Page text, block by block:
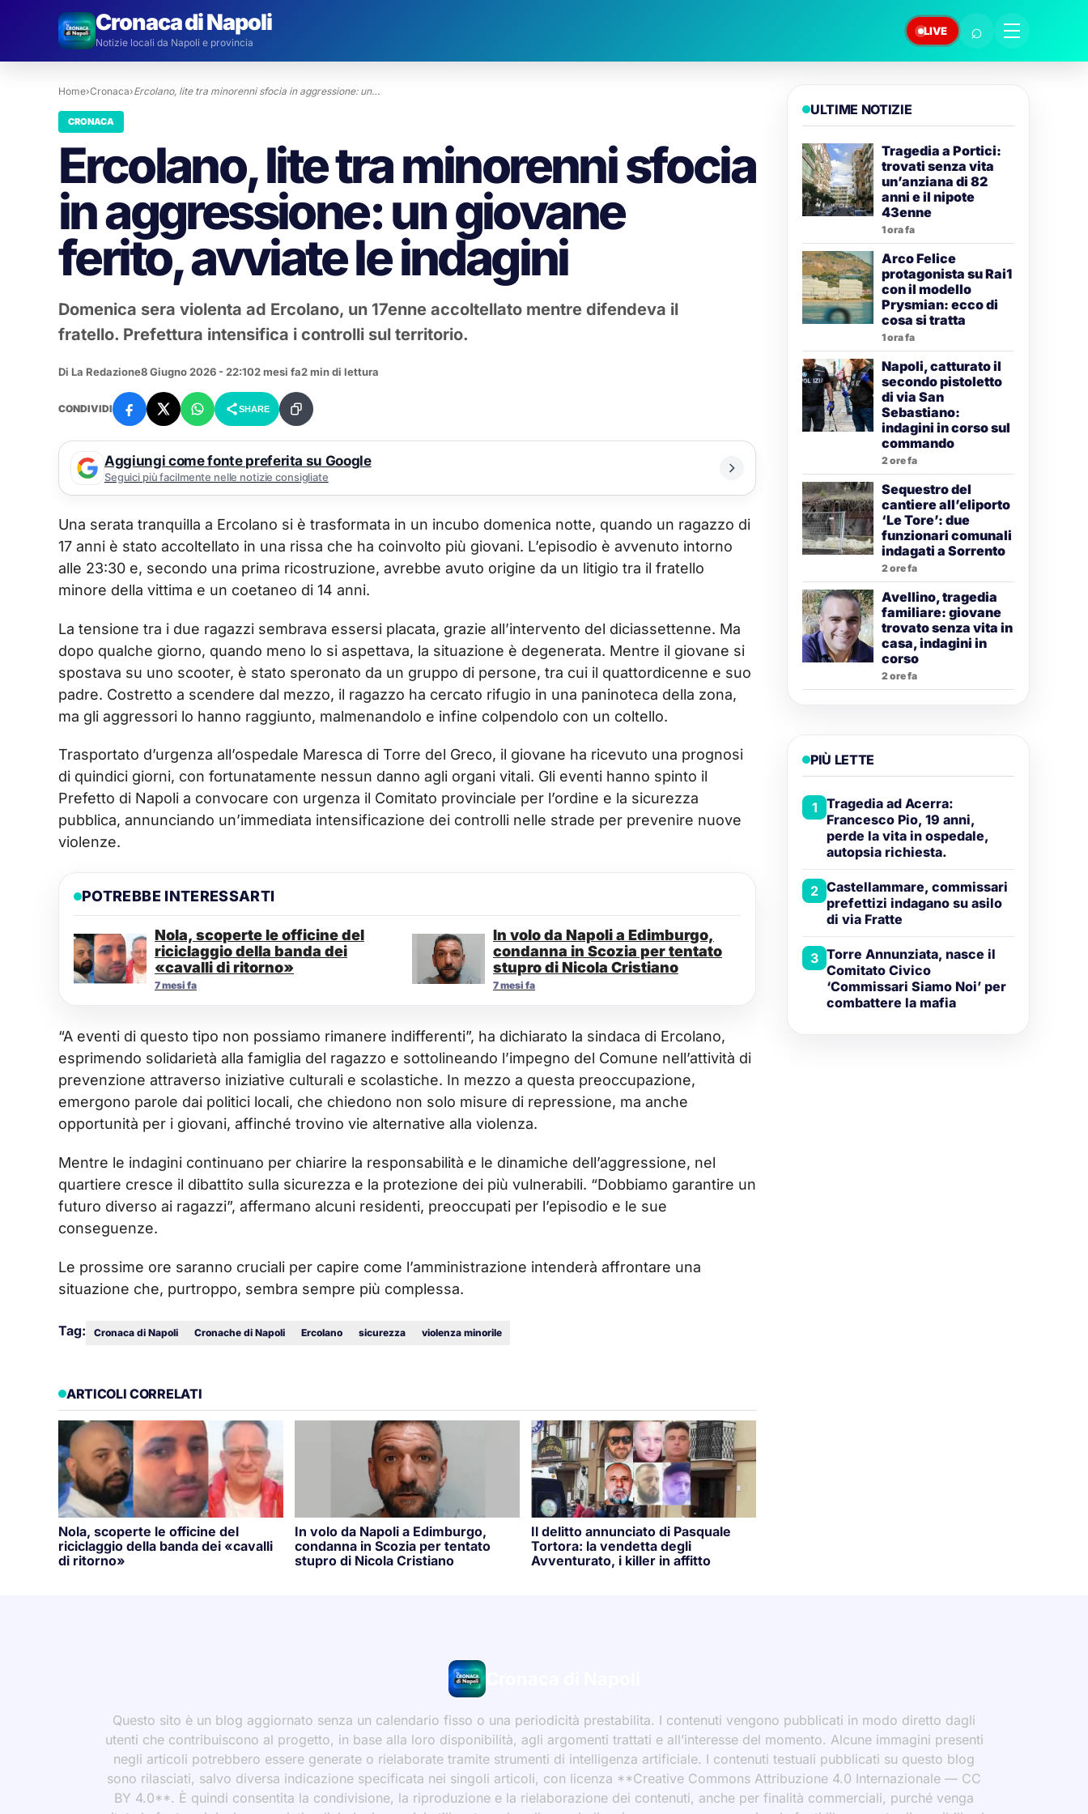
Cronaca di Napoli
Notizie locali da Napoli e provincia
LIVE ⌕
Home›Cronaca›Ercolano, lite tra minorenni sfocia in aggressione: un…
CRONACA
Ercolano, lite tra minorenni sfocia
in aggressione: un giovane
ferito, avviate le indagini
Domenica sera violenta ad Ercolano, un 17enne accoltellato mentre difendeva il
fratello. Prefettura intensifica i controlli sul territorio.
Di La Redazione8 Giugno 2026 - 22:102 mesi fa2 min di lettura
CONDIVIDI SHARE
Aggiungi come fonte preferita su Google
Seguici più facilmente nelle notizie consigliate
Una serata tranquilla a Ercolano si è trasformata in un incubo domenica notte, quando un ragazzo di
17 anni è stato accoltellato in una rissa che ha coinvolto più giovani. L’episodio è avvenuto intorno
alle 23:30 e, secondo una prima ricostruzione, avrebbe avuto origine da un litigio tra il fratello
minore della vittima e un coetaneo di 14 anni.
La tensione tra i due ragazzi sembrava essersi placata, grazie all’intervento del diciassettenne. Ma
dopo qualche giorno, quando meno lo si aspettava, la situazione è degenerata. Mentre il giovane si
spostava su uno scooter, è stato speronato da un gruppo di persone, tra cui il quattordicenne e suo
padre. Costretto a scendere dal mezzo, il ragazzo ha cercato rifugio in una paninoteca della zona,
ma gli aggressori lo hanno raggiunto, malmenandolo e infine colpendolo con un coltello.
Trasportato d’urgenza all’ospedale Maresca di Torre del Greco, il giovane ha ricevuto una prognosi
di quindici giorni, con fortunatamente nessun danno agli organi vitali. Gli eventi hanno spinto il
Prefetto di Napoli a convocare con urgenza il Comitato provinciale per l’ordine e la sicurezza
pubblica, annunciando un’immediata intensificazione dei controlli nelle strade per prevenire nuove
violenze.
POTREBBE INTERESSARTI
Nola, scoperte le officine del
riciclaggio della banda dei
«cavalli di ritorno»
7 mesi fa
In volo da Napoli a Edimburgo,
condanna in Scozia per tentato
stupro di Nicola Cristiano
7 mesi fa
“A eventi di questo tipo non possiamo rimanere indifferenti”, ha dichiarato la sindaca di Ercolano,
esprimendo solidarietà alla famiglia del ragazzo e sottolineando l’impegno del Comune nell’attività di
prevenzione attraverso iniziative culturali e scolastiche. In mezzo a questa preoccupazione,
emergono parole dai politici locali, che chiedono non solo misure di repressione, ma anche
opportunità per i giovani, affinché trovino vie alternative alla violenza.
Mentre le indagini continuano per chiarire la responsabilità e le dinamiche dell’aggressione, nel
quartiere cresce il dibattito sulla sicurezza e la protezione dei più vulnerabili. “Dobbiamo garantire un
futuro diverso ai ragazzi”, affermano alcuni residenti, preoccupati per l’episodio e le sue
conseguenze.
Le prossime ore saranno cruciali per capire come l’amministrazione intenderà affrontare una
situazione che, purtroppo, sembra sempre più complessa.
Tag: Cronaca di Napoli Cronache di Napoli Ercolano sicurezza violenza minorile
ARTICOLI CORRELATI
Nola, scoperte le officine del
riciclaggio della banda dei «cavalli
di ritorno»
In volo da Napoli a Edimburgo,
condanna in Scozia per tentato
stupro di Nicola Cristiano
Il delitto annunciato di Pasquale
Tortora: la vendetta degli
Avventurato, i killer in affitto
ULTIME NOTIZIE
Tragedia a Portici:
trovati senza vita
un’anziana di 82
anni e il nipote
43enne
1 ora fa
Arco Felice
protagonista su Rai1
con il modello
Prysmian: ecco di
cosa si tratta
1 ora fa
Napoli, catturato il
secondo pistoletto
di via San
Sebastiano:
indagini in corso sul
commando
2 ore fa
Sequestro del
cantiere all’eliporto
‘Le Tore’: due
funzionari comunali
indagati a Sorrento
2 ore fa
Avellino, tragedia
familiare: giovane
trovato senza vita in
casa, indagini in
corso
2 ore fa
PIÙ LETTE
1 Tragedia ad Acerra:
Francesco Pio, 19 anni,
perde la vita in ospedale,
autopsia richiesta.
2 Castellammare, commissari
prefettizi indagano su asilo
di via Fratte
3 Torre Annunziata, nasce il
Comitato Civico
‘Commissari Siamo Noi’ per
combattere la mafia
Cronaca di Napoli
Questo sito è un blog aggiornato senza un calendario fisso o una periodicità prestabilita. I contenuti vengono pubblicati in modo diretto dagli
utenti che contribuiscono al progetto, in base alla loro disponibilità, agli argomenti trattati e all’interesse del momento. Alcune immagini presenti
negli articoli potrebbero essere generate o rielaborate tramite strumenti di intelligenza artificiale. I contenuti testuali pubblicati su questo blog
sono rilasciati, salvo diversa indicazione specificata nei singoli articoli, con licenza **Creative Commons Attribuzione 4.0 Internazionale — CC
BY 4.0**. È quindi consentita la condivisione, la riproduzione e la rielaborazione dei contenuti, anche per finalità commerciali, purché venga